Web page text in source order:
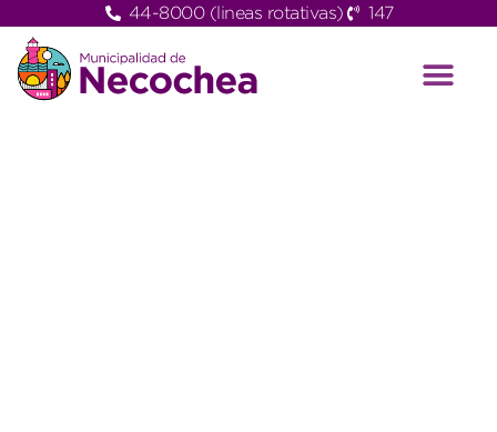
44-8000 (lineas rotativas) 147